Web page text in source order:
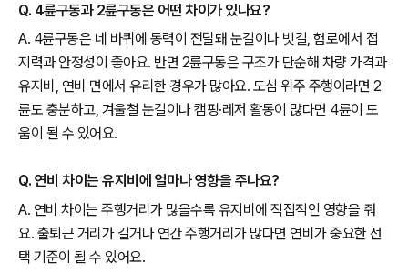
Q. 4륜구동과 2륜구동은 어떤 차이가 있나요?
A. 4륜구동은 네 바퀴에 동력이 전달돼 눈길이나 빗길, 험로에서 접
지력과 안정성이 좋아요. 반면 2륜구동은 구조가 단순해 차량 가격과
유지비, 연비 면에서 유리한 경우가 많아요. 도심 위주 주행이라면 2
륜도 충분하고, 겨울철 눈길이나 캠핑·레저 활동이 많다면 4륜이 도
움이 될 수 있어요.
Q. 연비 차이는 유지비에 얼마나 영향을 주나요?
A. 연비 차이는 주행거리가 많을수록 유지비에 직접적인 영향을 줘
요. 출퇴근 거리가 길거나 연간 주행거리가 많다면 연비가 중요한 선
택 기준이 될 수 있어요.